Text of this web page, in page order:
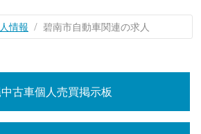
情報 碧南市自動車関連の求人
古車個人売買掲示板